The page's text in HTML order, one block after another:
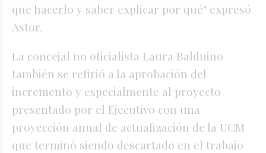
que hacerlo y saber explicar por qué" expresó
Astor.
La concejal no oficialista Laura Balduino
también se refirió a la aprobación del
incremento y especialmente al proyecto
presentado por el Ejecutivo con una
proyección anual de actualización de la UCM
que terminó siendo descartado en el trabajo